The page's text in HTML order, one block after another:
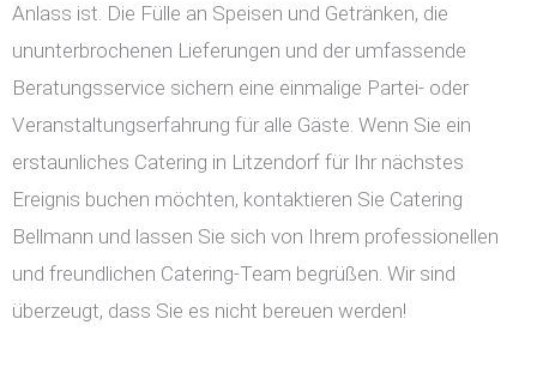
Anlass ist. Die Fülle an Speisen und Getränken, die
ununterbrochenen Lieferungen und der umfassende
Beratungsservice sichern eine einmalige Partei- oder
Veranstaltungserfahrung für alle Gäste. Wenn Sie ein
erstaunliches Catering in Litzendorf für Ihr nächstes
Ereignis buchen möchten, kontaktieren Sie Catering
Bellmann und lassen Sie sich von Ihrem professionellen
und freundlichen Catering-Team begrüßen. Wir sind
überzeugt, dass Sie es nicht bereuen werden!